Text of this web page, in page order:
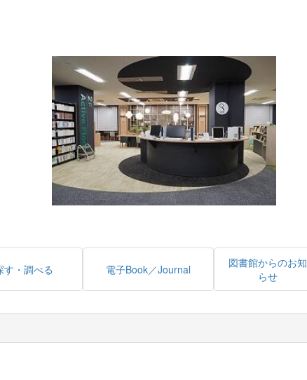
す・調べる 電子Book／Journal
図書館からのお知
らせ